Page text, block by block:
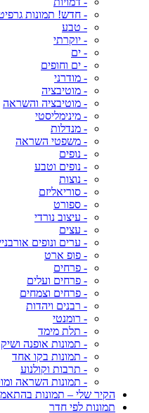
- חדש! תמונות
- טבע
- יוקרתי
- ים
- ים וחופים
- מודרני
- מוטיבציה
- מוטיבציה והשראה
- מינימליסטי
- מנדלות
- משפטי השראה
- נופים
- נופים וטבע
- נוצות
- סוריאליזם
- ספורט
- עיצוב נורדי
- עצים
- ערים ונופים
- פופ ארט
- פרחים
- פרחים ועלים
- פרחים וצמחים
- רבנים ויהדות
- רומנטי
- תלת מימד
- תמונות אופנה ושיק
- תמונות בקו אחד
- תרבות וקולנוע
- תמונות השראה
הקיר שלי – תמונות
תמונות לפי חדר